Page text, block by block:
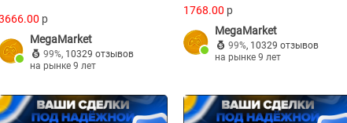
p
MegaMarket
99%, 10329 отзывов
на рынке 9 лет
1768.00 p
MegaMarket
99%, 10329 отзывов
на рынке 9 лет